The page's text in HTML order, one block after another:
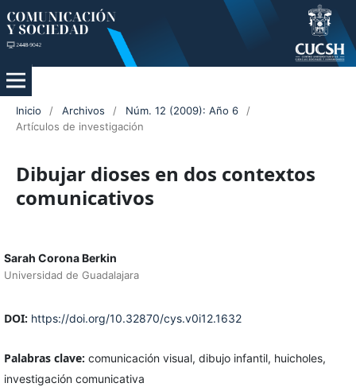
Inicio / Archivos / Núm. 12 (2009): Año 6
/
Artículos de investigación
Dibujar dioses en dos contextos
comunicativos
Sarah Corona Berkin
Universidad de Guadalajara
DOI: https://doi.org/10.32870/cys.v0i12.1632
Palabras clave: comunicación visual, dibujo infantil, huicholes,
investigación comunicativa